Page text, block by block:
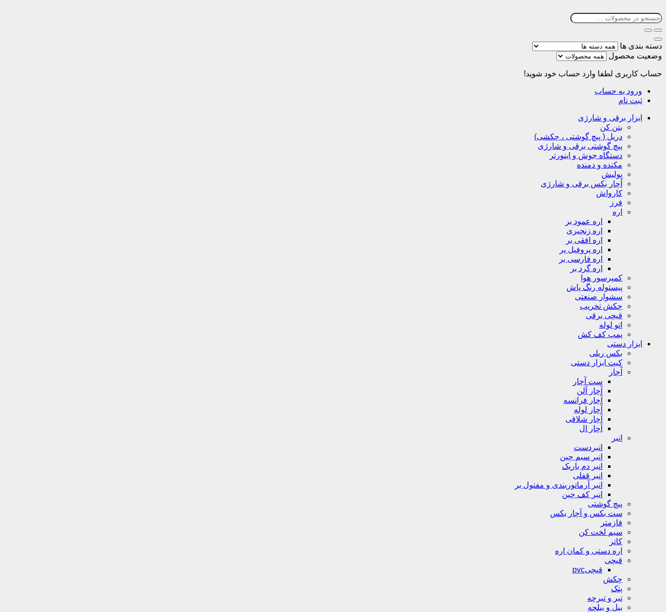
دسته بندی ها
وضعیت محصول
حساب کاربری لطفا وارد حساب خود شوید!
ورود به حساب
ثبت نام
ابزار برقی و شارژی
بتن کن
دریل ( پیچ گوشتی ، چکشی)
پیچ گوشتی برقی و شارژی
دستگاه جوش و اینورتر
مکنده و دمنده
پولیش
آچار بکس برقی و شارژی
کارواش
فرز
اره
اره عمود بر
اره زنجیری
اره افقی بر
اره پروفیل پر
اره فارسی بر
اره گرد بر
کمپرسور هوا
پیستوله رنگ پاش
سشوار صنعتی
چکش تخریب
قیچی برقی
اتو لوله
پمپ کف کش
ابزار دستی
بکس ریلی
کیت ابزار دستی
آچار
ست آچار
آچار آلن
آچار فرانسه
آچار لوله
آچار شلاقی
آچار ال
انبر
انبردست
انبر سیم چین
انبر دم باریک
انبر قفلی
انبر آرماتوربندی و مفتول بر
انبر کف چین
پیچ گوشتی
ست بکس و آچار بکس
فازمتر
سیم لخت کن
کاتر
اره دستی و کمان اره
قیچی
قیچیpvc
چکش
پتک
تبر و تبرچه
بیل و بیلچه